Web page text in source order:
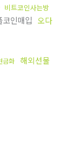
비트코인사는방
코인매입 오다
금화
해외선물